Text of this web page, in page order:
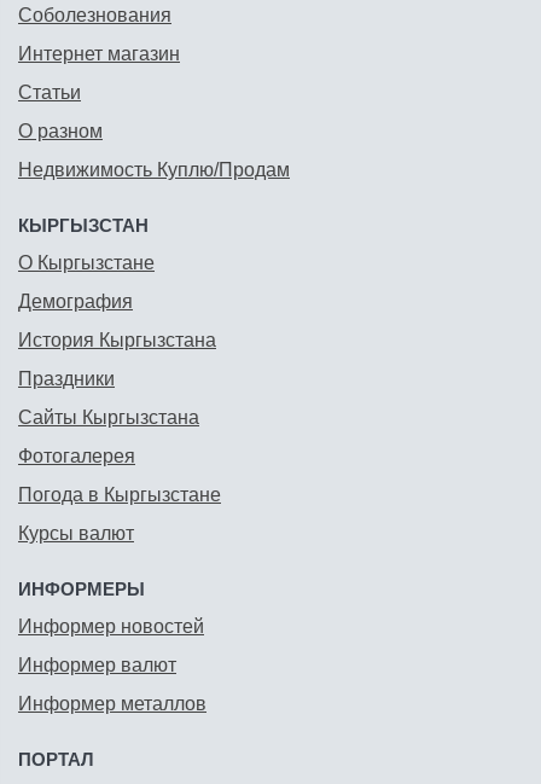
Соболезнования
Интернет магазин
Статьи
О разном
Недвижимость Куплю/Продам
КЫРГЫЗСТАН
О Кыргызстане
Демография
История Кыргызстана
Праздники
Сайты Кыргызстана
Фотогалерея
Погода в Кыргызстане
Курсы валют
ИНФОРМЕРЫ
Информер новостей
Информер валют
Информер металлов
ПОРТАЛ